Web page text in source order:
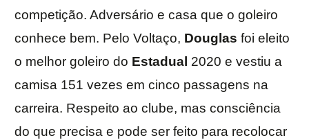
competição. Adversário e casa que o goleiro
conhece bem. Pelo Voltaço, Douglas foi eleito
o melhor goleiro do Estadual 2020 e vestiu a
camisa 151 vezes em cinco passagens na
carreira. Respeito ao clube, mas consciência
do que precisa e pode ser feito para recolocar